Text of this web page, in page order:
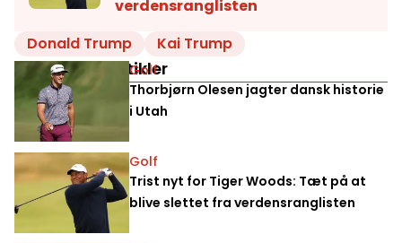
verdensranglisten
Donald Trump
Kai Trump
Relaterede artikler
Golf
Thorbjørn Olesen jagter dansk historie
i Utah
Golf
Trist nyt for Tiger Woods: Tæt på at
blive slettet fra verdensranglisten